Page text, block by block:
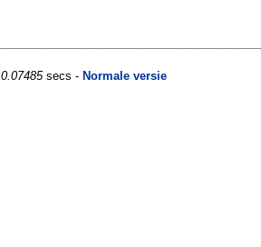
0.07485secs - Normale versie